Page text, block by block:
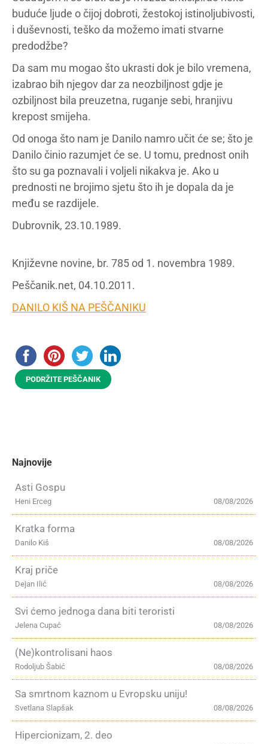
buduće ljude o čijoj dobroti, žestokoj istinoljubivosti,
i duševnosti, teško da možemo imati stvarne
predodžbe?
Da sam mu mogao što ukrasti dok je bilo vremena,
izabrao bih njegov dar za neozbiljnost gdje je
ozbiljnost bila preuzetna, ruganje sebi, hranjivu
krepost smijeha.
Od onoga što nam je Danilo namro učit će se; što je
Danilo činio razumjet će se. U tomu, prednost onih
što su ga poznavali i voljeli nikakva je. Ako u
prednosti ne brojimo sjetu što ih je dopala da je
među se razdijele.
Dubrovnik, 23.10.1989.
Književne novine, br. 785 od 1. novembra 1989.
Peščanik.net, 04.10.2011.
DANILO KIŠ NA PEŠČANIKU
PODRŽITE PEŠČANIK
Najnovije
Asti Gospu
08/08/2026
Heni Erceg
Kratka forma
08/08/2026
Danilo Kiš
Kraj priče
08/08/2026
Dejan Ilić
Svi ćemo jednoga dana biti teroristi
08/08/2026
Jelena Cupać
(Ne)kontrolisani haos
08/08/2026
Rodoljub Šabić
Sa smrtnom kaznom u Evropsku uniju!
08/08/2026
Svetlana Slapšak
Hipercionizam, 2. deo